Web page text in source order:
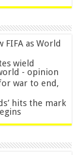
FIFA as World
wield
- opinion
war to end,
hits the mark